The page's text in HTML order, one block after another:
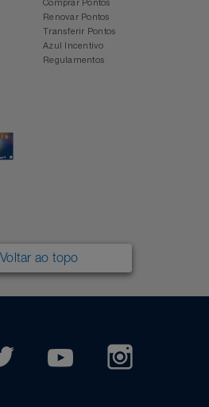
Comprar Pontos
Renovar Pontos
Transferir Pontos
Azul Incentivo
Regulamentos
Voltar ao topo